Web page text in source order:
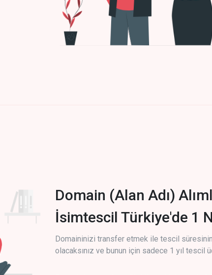
Domain (Alan Adı)
İsimtescil Türkiye'de 1
Domaininizi transfer etmek ile tescil
olacaksınız ve bunun için sadece 1 yıl tescil